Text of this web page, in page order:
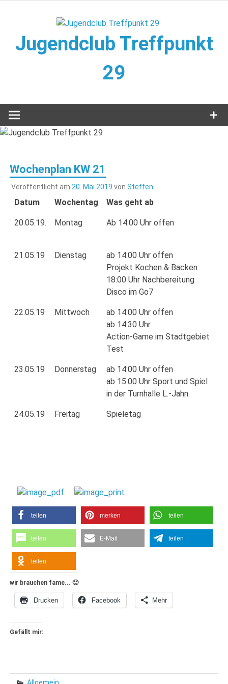
Jugendclub Treffpunkt
29
Wochenplan KW 21
Veröffentlicht am 20. Mai 2019 von Steffen
Datum Wochentag Was geht ab
20.05.19. Montag Ab 14:00 Uhr offen
21.05.19 Dienstag
ab 14:00 Uhr offen
Projekt Kochen & Backen
18:00 Uhr Nachbereitung
Disco im Go7
22.05.19 Mittwoch
ab 14:00 Uhr offen
ab 14:30 Uhr
Action-Game im Stadtgebiet
Test
23.05.19 Donnerstag
ab 14:00 Uhr offen
ab 15.00 Uhr Sport und Spiel
in der Turnhalle L.-Jahn.
24.05.19 Freitag Spieletag
teilen merken teilen
teilen E-Mail teilen
teilen
wir brauchen fame... 🙂
Drucken Facebook Mehr
Gefällt mir: